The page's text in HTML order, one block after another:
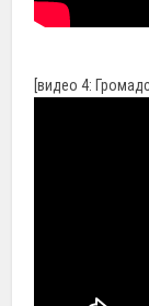
[видео 4: